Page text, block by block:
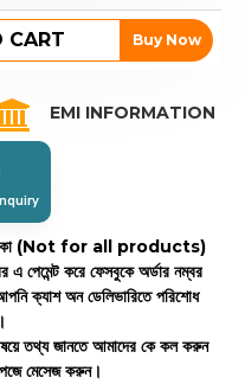
CART Buy Now
EMI INFORMATION
টাকা (Not for all products)
এ পেমেন্ট করে ফেসবুকে অর্ডার নম্বর
ক্যাশ অন ডেলিভারিতে পরিশোধ
তথ্য জানতে আমাদের কে কল করুন
মেসেজ করুন।